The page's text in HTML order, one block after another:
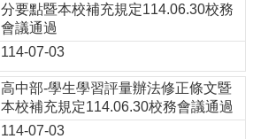
分要點暨本校補充規定114.06.30校務
會議通過
114-07-03
高中部-學生學習評量辦法修正條文暨
本校補充規定114.06.30校務會議通過
114-07-03